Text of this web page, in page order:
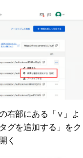
右部にある「∨」よ
グを追加する」をク
く